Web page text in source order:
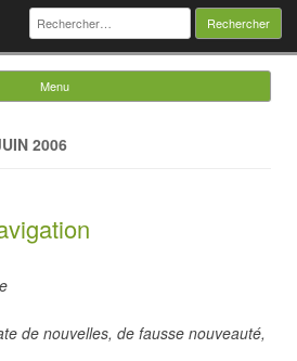
Rechercher :
Menu
2006
de nouvelles, de fausse nouveauté,